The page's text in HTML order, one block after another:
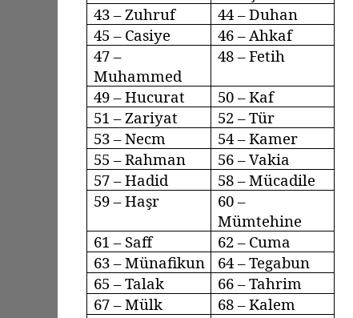
43 –Zuhruf 44 –Duhan
45 – Casiye 46 –Ahkaf
47 –
Muhammed
48 – Fetih
49 –Hucurat
50 – Kaf
51 –Zariyat
52 – Tür
53 –Necm
54 – Kamer
55 – Rahman
56 –Vakia
57 –Hadid 58 –Mücadile
59 –Haşr
60 –
Mümtehine
61 – Saff
62 – Cuma
63 –Münafikun 64 –Tegabun
65 – Talak
66 –Tahrim
67 – Mülk
68 – Kalem